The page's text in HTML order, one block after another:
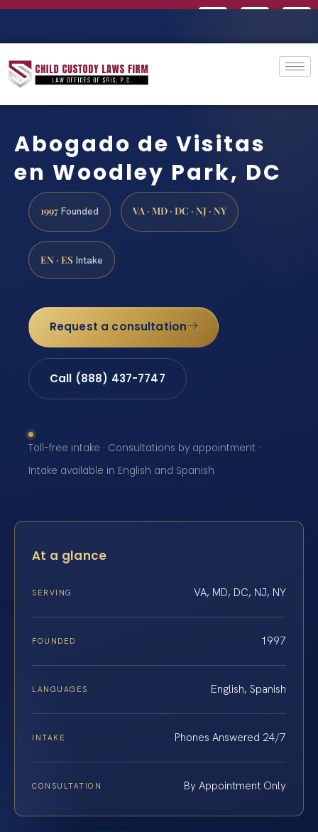
Abogado de Visitas
en Woodley Park, DC
1997 Founded VA · MD · DC · NJ · NY
EN · ES Intake
Request a consultation
Call (888) 437-7747
Toll-free intake · Consultations by appointment ·
Intake available in English and Spanish
At a glance
SERVING VA, MD, DC, NJ, NY
FOUNDED 1997
LANGUAGES English, Spanish
INTAKE Phones Answered 24/7
CONSULTATION By Appointment Only